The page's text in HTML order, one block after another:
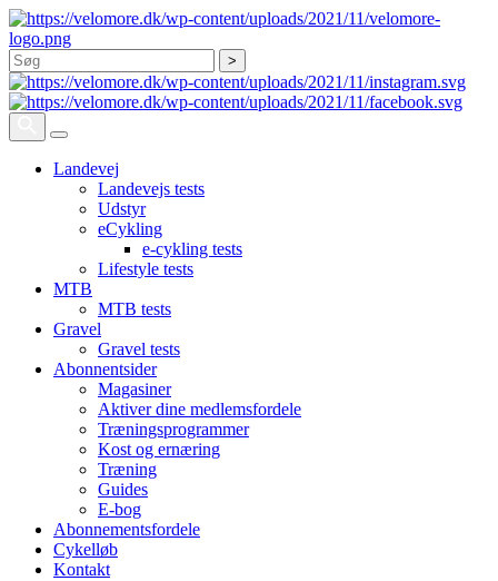
Søg
Landevej
Landevejs tests
Udstyr
eCykling
e-cykling tests
Lifestyle tests
MTB
MTB tests
Gravel
Gravel tests
Abonnentsider
Magasiner
Aktiver dine medlemsfordele
Træningsprogrammer
Kost og ernæring
Træning
Guides
E-bog
Abonnementsfordele
Cykelløb
Kontakt